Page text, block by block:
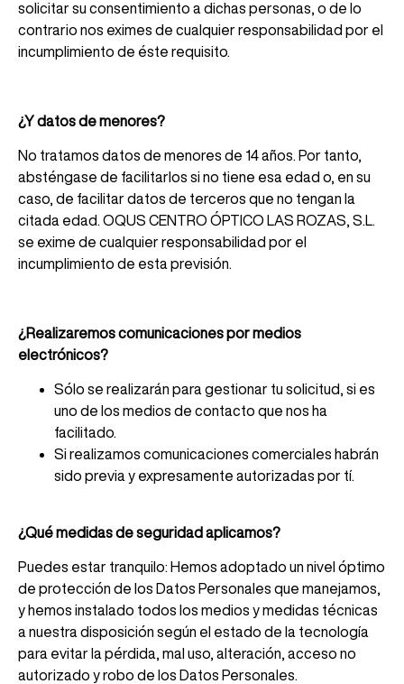
solicitar su consentimiento a dichas personas, o de lo
contrario nos eximes de cualquier responsabilidad por el
incumplimiento de éste requisito.
¿Y datos de menores?
No tratamos datos de menores de 14 años. Por tanto,
absténgase de facilitarlos si no tiene esa edad o, en su
caso, de facilitar datos de terceros que no tengan la
citada edad. OQUS CENTRO ÓPTICO LAS ROZAS, S.L.
se exime de cualquier responsabilidad por el
incumplimiento de esta previsión.
¿Realizaremos comunicaciones por medios
electrónicos?
Sólo se realizarán para gestionar tu solicitud, si es
uno de los medios de contacto que nos ha
facilitado.
Si realizamos comunicaciones comerciales habrán
sido previa y expresamente autorizadas por tí.
¿Qué medidas de seguridad aplicamos?
Puedes estar tranquilo: Hemos adoptado un nivel óptimo
de protección de los Datos Personales que manejamos,
y hemos instalado todos los medios y medidas técnicas
a nuestra disposición según el estado de la tecnología
para evitar la pérdida, mal uso, alteración, acceso no
autorizado y robo de los Datos Personales.